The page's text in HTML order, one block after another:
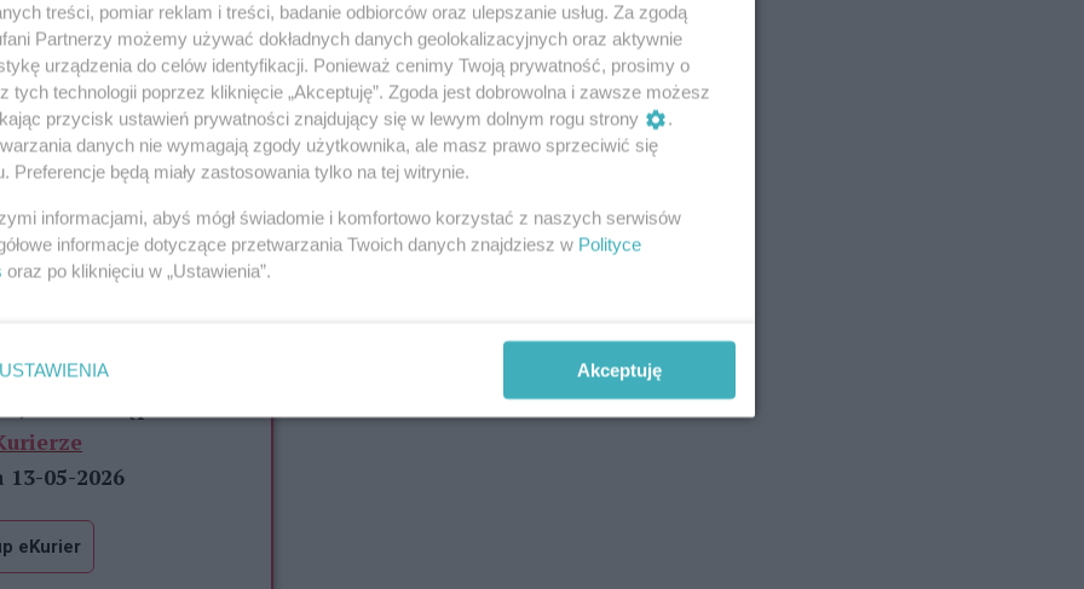
REKLAMA
mogą wspierać organizm, ale nie zastępują
suplementacji warto skonsultować się z
i wpływać na jej skuteczność - podkreśla
70%
13-05-2026
eKurier
treści, pomiar reklam i treści, badanie odbiorców oraz ulepszanie usług. Za zgodą
Partnerzy możemy używać dokładnych danych geolokalizacyjnych oraz aktywnie
urządzenia do celów identyfikacji. Ponieważ cenimy Twoją prywatność, prosimy o
tych technologii poprzez kliknięcie „Akceptuję”. Zgoda jest dobrowolna i zawsze możesz
przycisk ustawień prywatności znajdujący się w lewym dolnym rogu strony
.
danych nie wymagają zgody użytkownika, ale masz prawo sprzeciwić się
Preferencje będą miały zastosowania tylko na tej witrynie.
informacjami, abyś mógł świadomie i komfortowo korzystać z naszych serwisów
informacje dotyczące przetwarzania Twoich danych znajdziesz w Polityce
oraz po kliknięciu w „Ustawienia”.
USTAWIENIA Akceptuję